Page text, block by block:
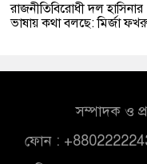
রাজনীতিবিরোধী দল হাসিনার
ভাষায় কথা বলছে: মির্জা
সম্পাদক ও
ফোন :